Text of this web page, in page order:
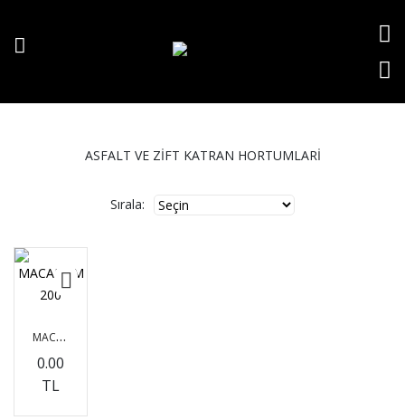
ASFALT VE ZIFT KATRAN HORTUMLARI
Sırala:
M
ACADAM 200
0.00
TL